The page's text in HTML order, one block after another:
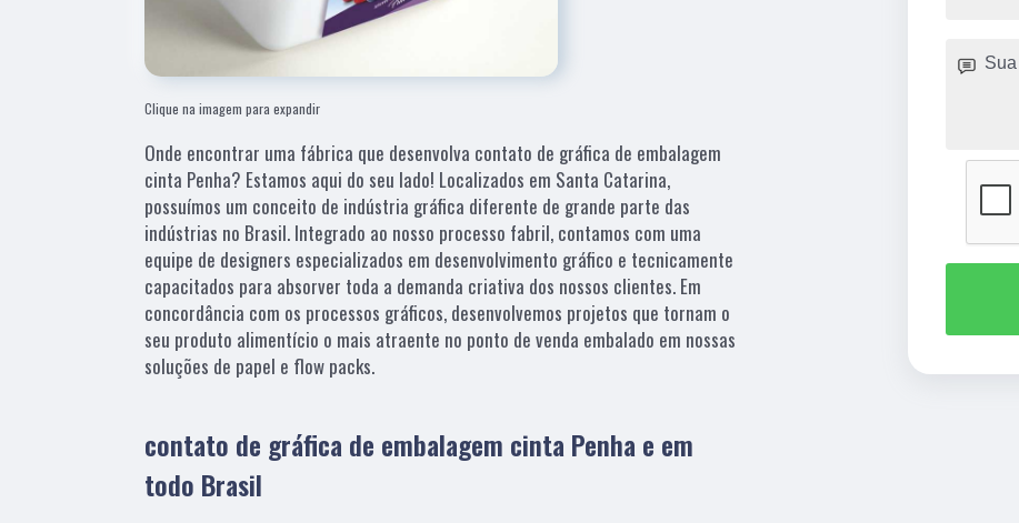
Clique na imagem para expandir
Onde encontrar uma fábrica que desenvolva contato de gráfica de embalagem
cinta Penha? Estamos aqui do seu lado! Localizados em Santa Catarina,
possuímos um conceito de indústria gráfica diferente de grande parte das
indústrias no Brasil. Integrado ao nosso processo fabril, contamos com uma
equipe de designers especializados em desenvolvimento gráfico e tecnicamente
capacitados para absorver toda a demanda criativa dos nossos clientes. Em
concordância com os processos gráficos, desenvolvemos projetos que tornam o
seu produto alimentício o mais atraente no ponto de venda embalado em nossas
soluções de papel e flow packs.
contato de gráfica de embalagem cinta Penha e em
todo Brasil